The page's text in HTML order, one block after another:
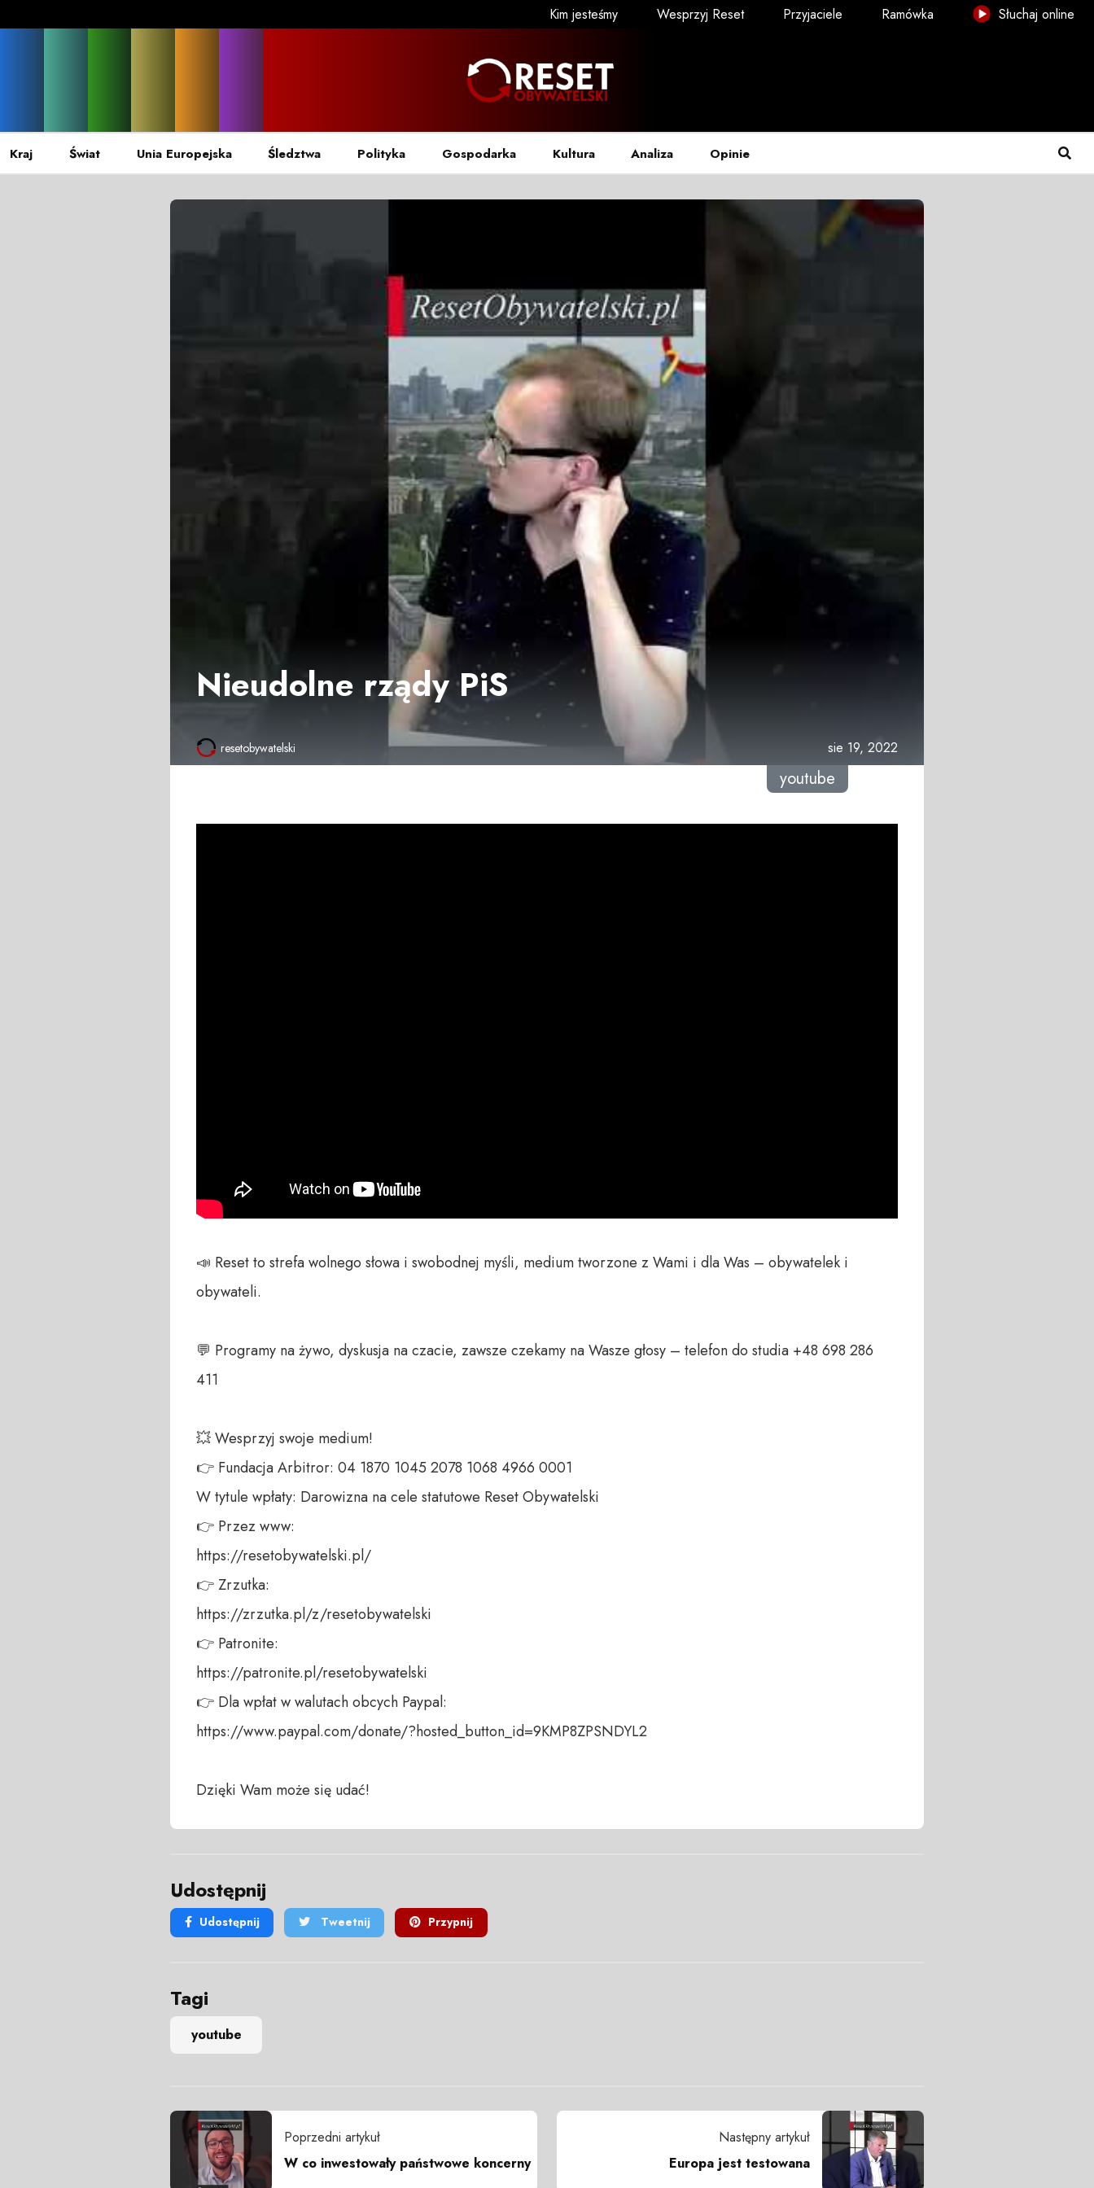
Kim jesteśmy Wesprzyj Reset Przyjaciele Ramówka Słuchaj online
Kraj Świat Unia Europejska Śledztwa Polityka Gospodarka Kultura Analiza Opinie
Nieudolne rządy PiS
resetobywatelski sie 19, 2022
youtube
📣 Reset to strefa wolnego słowa i swobodnej myśli, medium tworzone z Wami i dla Was – obywatelek i
obywateli.
💬 Programy na żywo, dyskusja na czacie, zawsze czekamy na Wasze głosy – telefon do studia +48 698 286
411
💥 Wesprzyj swoje medium!
👉 Fundacja Arbitror: 04 1870 1045 2078 1068 4966 0001
W tytule wpłaty: Darowizna na cele statutowe Reset Obywatelski
👉 Przez www:
https://resetobywatelski.pl/
👉 Zrzutka:
https://zrzutka.pl/z/resetobywatelski
👉 Patronite:
https://patronite.pl/resetobywatelski
👉 Dla wpłat w walutach obcych Paypal:
https://www.paypal.com/donate/?hosted_button_id=9KMP8ZPSNDYL2
Dzięki Wam może się udać!
Udostępnij
Udostępnij Tweetnij Przypnij
Tagi
youtube
Poprzedni artykuł
W co inwestowały państwowe koncerny
Następny artykuł
Europa jest testowana